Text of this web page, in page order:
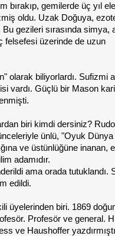
bırakıp, gemilerde üç yıl
oldu. Uzak Doğuya,
gezileri sırasında simya,
felsefesi üzerinde de uzun
biliyorlardı. Sufizmi
vardı. Güçlü bir Mason
biri kimdi dersiniz?
ünlü, "Oyuk Dünya
ve üstünlüğüne inanan,
adamıdır.
ama orada tutuklandı.
edildi.
üyelerinden biri. 1869
Profesör ve general.
ve Haushoffer